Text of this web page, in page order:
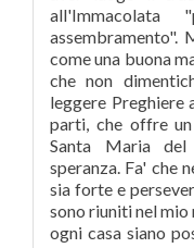
assembramento".
come una buona
che non
leggere Preghiere
parti, che offre
Santa Maria del
speranza. Fa' che
sia forte e
sono riuniti nel mio
ogni casa siano